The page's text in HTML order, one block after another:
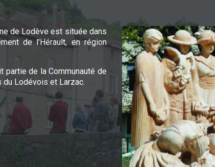
de Lodève est située dans
de l'Hérault, en région
partie de la Communauté de
du Lodévois et Larzac.